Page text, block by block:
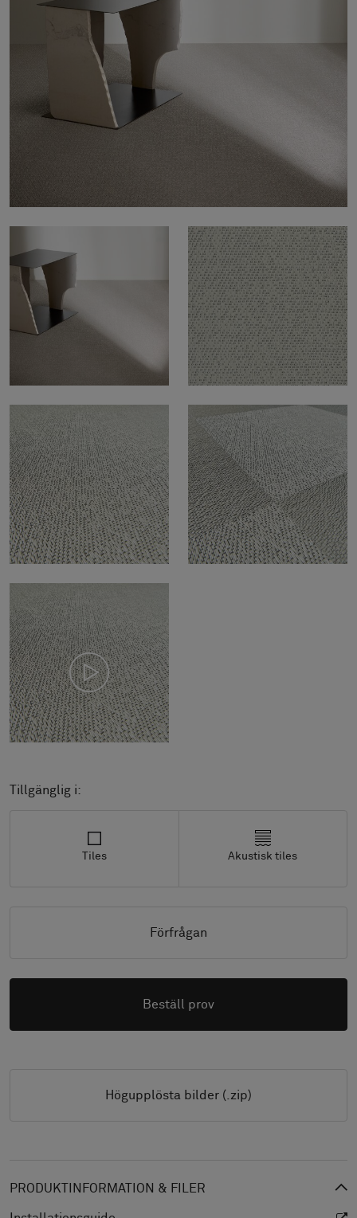
Tillgänglig i:
Tiles Akustisk tiles
Förfrågan
Beställ prov
Högupplösta bilder (.zip)
PRODUKTINFORMATION & FILER